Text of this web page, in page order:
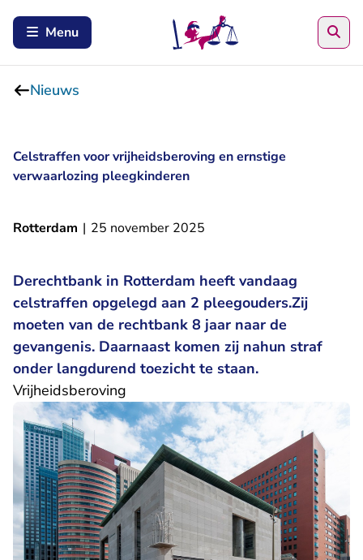
Menu
Nieuws
Celstraffen voor vrijheidsberoving en ernstige
verwaarlozing pleegkinderen
Rotterdam | 25 november 2025
Derechtbank in Rotterdam heeft vandaag
celstraffen opgelegd aan 2 pleegouders.Zij
moeten van de rechtbank 8 jaar naar de
gevangenis. Daarnaast komen zij nahun straf
onder langdurend toezicht te staan.
Vrijheidsberoving